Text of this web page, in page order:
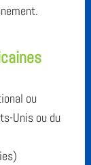
ou
Unis ou du